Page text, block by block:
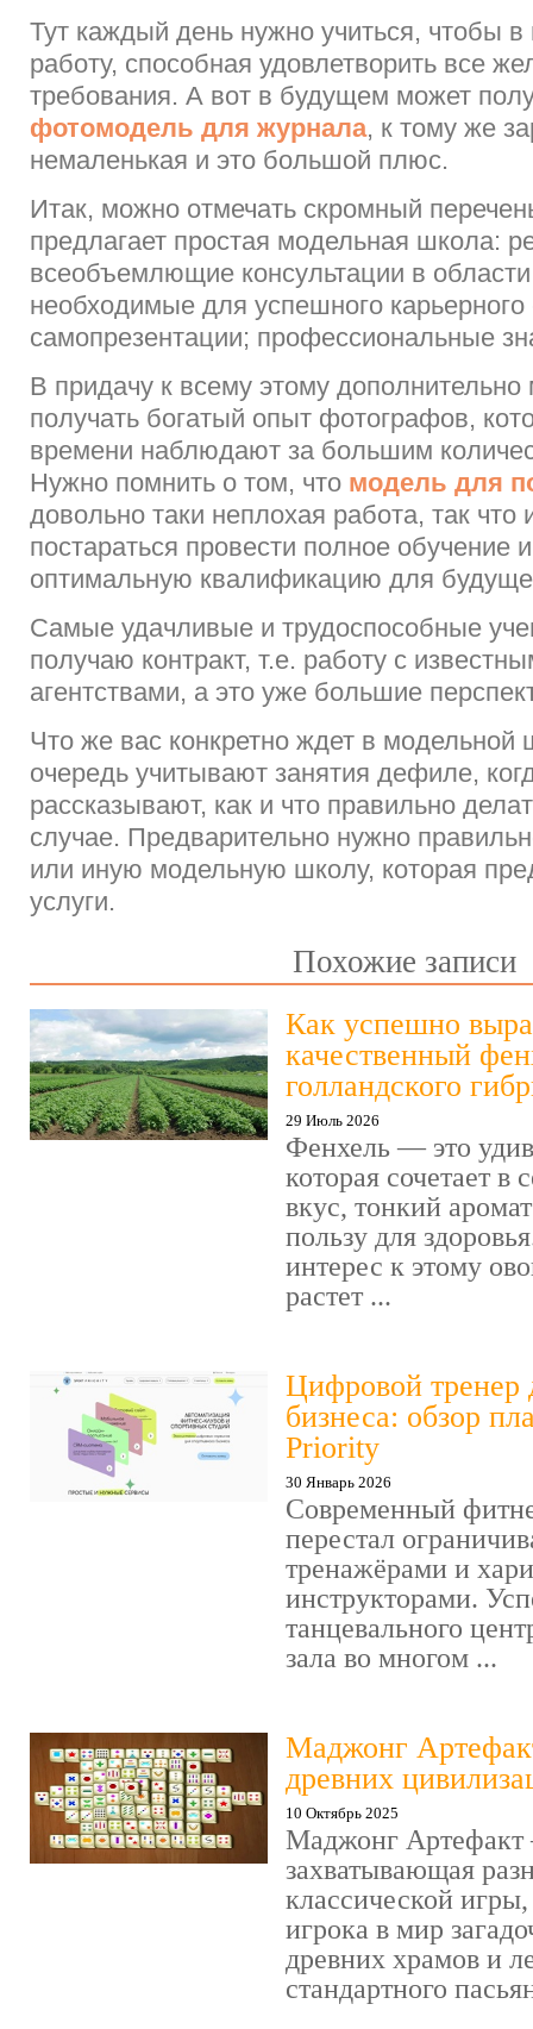
Тут каждый день нужно учиться, чтобы в
работу, способная удовлетворить все
требования. А вот в будущем может
фотомодель для журнала, к тому же
немаленькая и это большой плюс.
Итак, можно отмечать скромный
предлагает простая модельная школа:
всеобъемлющие консультации в
необходимые для успешного карьерного
самопрезентации; профессиональные
В придачу к всему этому
получать богатый опыт фотографов,
времени наблюдают за большим
Нужно помнить о том, что модель для
довольно таки неплохая работа, так что
постараться провести полное обучение
оптимальную квалификацию для
Самые удачливые и трудоспособные
получаю контракт, т.е. работу с
агентствами, а это уже большие
Что же вас конкретно ждет в
очередь учитывают занятия дефиле,
рассказывают, как и что правильно
случае. Предварительно нужно
или иную модельную школу, которая
услуги.
Похожие записи
Как успешно
качественный
голландского
29 Июль 2026
Фенхель — это
которая сочетает в
вкус, тонкий
пользу для
интерес к этому
растет ...
Цифровой тренер
бизнеса: обзор
Priority
30 Январь 2026
Современный
перестал
тренажёрами и
инструкторами.
танцевального
зала во многом ...
Маджонг
древних
10 Октябрь 2025
Маджонг
захватывающая
классической
игрока в мир
древних храмов и
стандартного